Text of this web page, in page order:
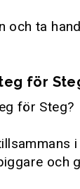
och ta
för
för Steg?
och